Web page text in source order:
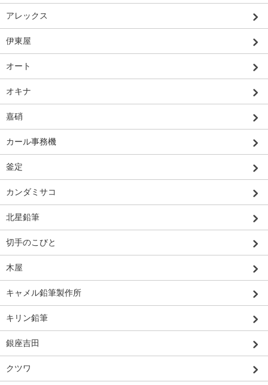
アレックス
伊東屋
オート
オキナ
嘉硝
カール事務機
釜定
カンダミサコ
北星鉛筆
切手のこびと
木屋
キャメル鉛筆製作所
キリン鉛筆
銀座吉田
クツワ